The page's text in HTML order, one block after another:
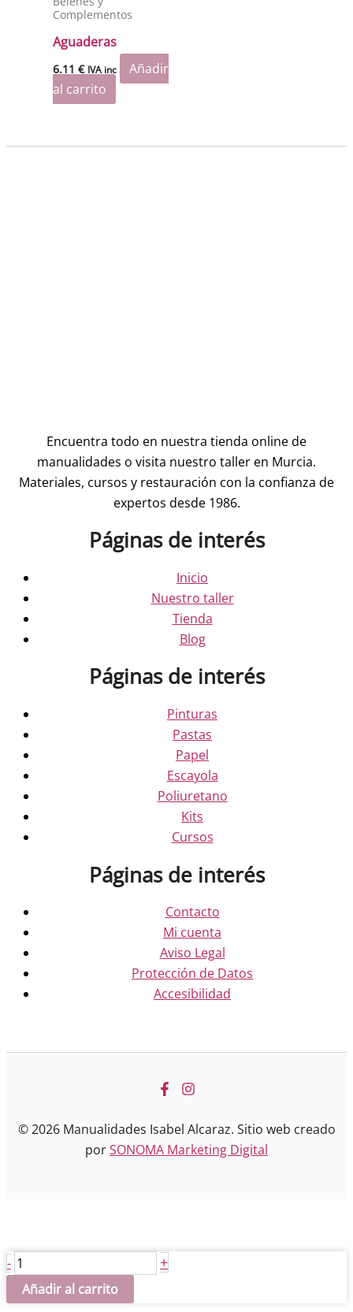
Complementos
Aguaderas
6.11€ IVA inc
Añadir
al carrito
Encuentra todo en nuestra tienda online de
manualidades o visita nuestro taller en Murcia.
Materiales, cursos y restauración con la confianza de
expertos desde 1986.
Páginas de interés
Inicio
Nuestro taller
Tienda
Blog
Páginas de interés
Pinturas
Pastas
Papel
Escayola
Poliuretano
Kits
Cursos
Páginas de interés
Contacto
Mi cuenta
Aviso Legal
Protección de Datos
Accesibilidad
© 2026 Manualidades Isabel Alcaraz. Sitio web creado
porSONOMA Marketing Digital
- Cuadro
Bugs
Bunny
+
Añadir al carrito